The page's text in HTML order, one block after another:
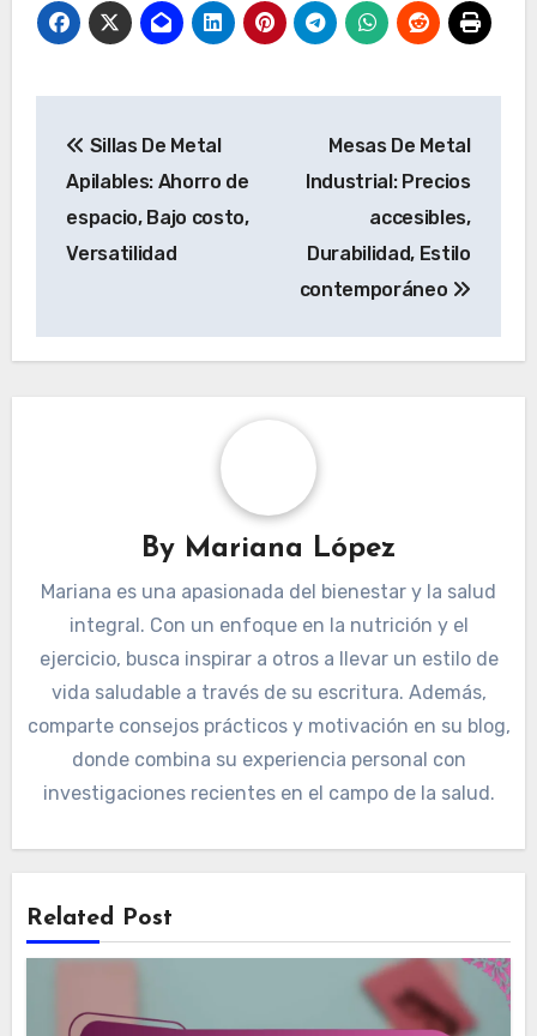
navigation
Sillas De Metal
Apilables: Ahorro de
espacio, Bajo costo,
Versatilidad
Mesas De Metal
Industrial: Precios
accesibles,
Durabilidad, Estilo
contemporáneo
By Mariana López
Mariana es una apasionada del bienestar y la salud
integral. Con un enfoque en la nutrición y el
ejercicio, busca inspirar a otros a llevar un estilo de
vida saludable a través de su escritura. Además,
comparte consejos prácticos y motivación en su blog,
donde combina su experiencia personal con
investigaciones recientes en el campo de la salud.
Related Post